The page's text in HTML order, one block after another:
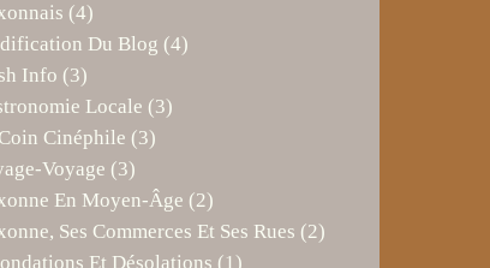
(4)
Du Blog (4)
Info (3)
Locale (3)
Cinéphile (3)
Voyage (3)
En Moyen-Âge (2)
Ses Commerces Et Ses Rues (2)
Et Désolations (1)